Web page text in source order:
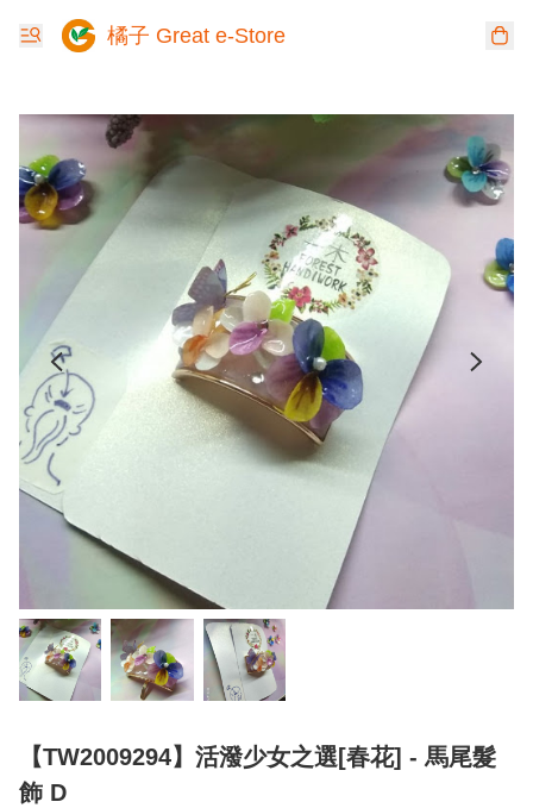
橘子 Great e-Store
【TW2009294】活潑少女之選[春花] - 馬尾髮
飾 D